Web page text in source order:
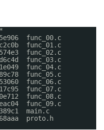
func_00.c
func_01.c
func_02.c
func_03.c
func_04.c
func_05.c
func_06.c
func_07.c
func_08.c
func_09.c
main.c
proto.h